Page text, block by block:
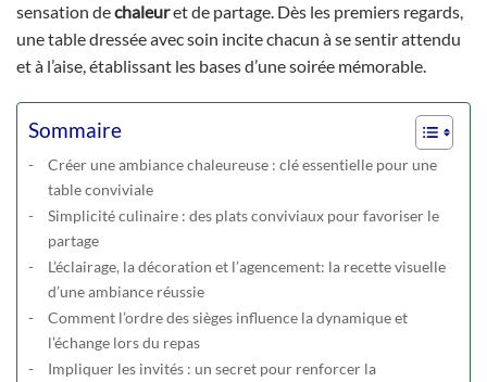
sensation dechaleuret de partage. Dès les premiers regards,
une table dressée avec soin incite chacun à se sentir attendu
et à l’aise, établissant les bases d’une soirée mémorable.
Sommaire
Créer une ambiance chaleureuse : clé essentielle pour une
table conviviale
Simplicité culinaire : des plats conviviaux pour favoriser le
partage
L’éclairage, la décoration et l’agencement: la recette visuelle
d’une ambiance réussie
Comment l’ordre des sièges influence la dynamique et
l’échange lors du repas
Impliquer les invités : un secret pour renforcer la